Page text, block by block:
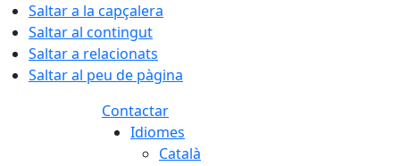
Saltar a la capçalera
Saltar al contingut
Saltar a relacionats
Saltar al peu de pàgina
Contactar
Idiomes
Català